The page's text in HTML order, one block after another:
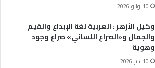
10 يوليو، 2026
وكيل الأزهر : العربية لغة الإبداع والقيم
والجمال و«الصراع اللساني» صراع وجود
وهوية
10 يناير، 2026